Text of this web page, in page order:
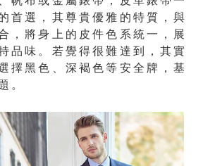
首選，其尊貴優雅的特質，與
，將身上的皮件色系統一，展
品味。若覺得很難達到，其實
擇黑色、深褐色等安全牌，基
。